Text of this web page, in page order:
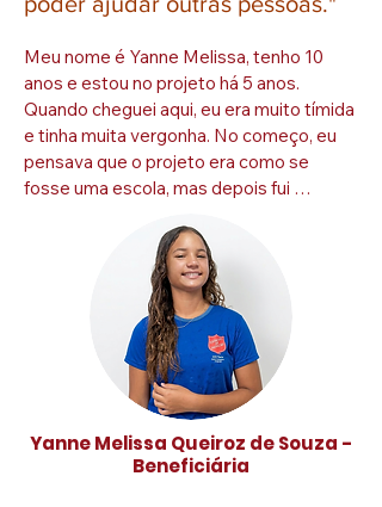
Meu nome é Yanne Melissa, tenho 10
anos e estou no projeto há 5 anos.
Quando cheguei aqui, eu era muito tímida
e tinha muita vergonha. No começo, eu
pensava que o projeto era como se
fosse uma escola, mas depois fui
vim para cá porque minha mãe me trouxe,
e lembro que no início eu ficava muito
nervosa para fazer as atividades com as
outras crianças, porque eu tinha muita
Depois que comecei a vir para o projeto,
muitas coisas mudaram na minha vida.
Em casa, às vezes aconteciam algumas
brigas e eu ficava muito chateada.
Yanne Melissa Queiroz de Souza -
Beneficiária